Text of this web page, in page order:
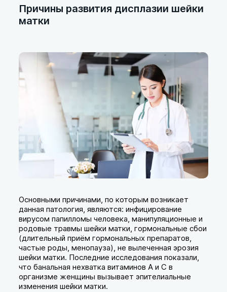
Причины развития дисплазии шейки
матки
Основными причинами, по которым возникает
данная патология, являются: инфицирование
вирусом папилломы человека, манипуляционные и
родовые травмы шейки матки, гормональные сбои
(длительный приём гормональных препаратов,
частые роды, менопауза), не вылеченная эрозия
шейки матки. Последние исследования показали,
что банальная нехватка витаминов А и С в
организме женщины вызывает эпителиальные
изменения шейки матки.